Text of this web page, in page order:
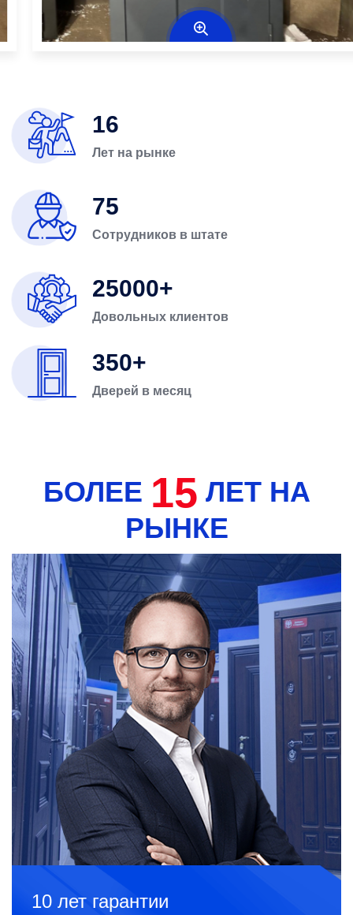
16
Лет на рынке
75
Сотрудников в штате
25000
Довольных клиентов
350
Дверей в месяц
БОЛЕЕ 15 ЛЕТ НА
РЫНКЕ
10 лет гарантии